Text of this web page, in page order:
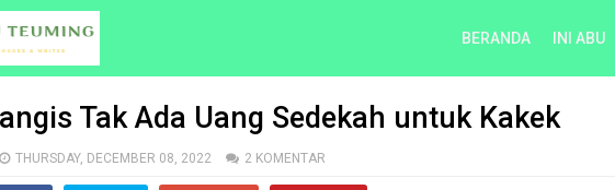
BERANDA INI ABU
Tak Ada Uang Sedekah untuk Kakek
THURSDAY, DECEMBER 08, 2022 2 KOMENTAR